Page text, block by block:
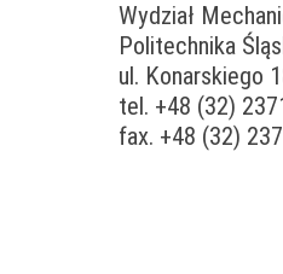
Wydział
Politechnika
ul. Konarskiego
tel. +48 (32)
fax. +48 (32)